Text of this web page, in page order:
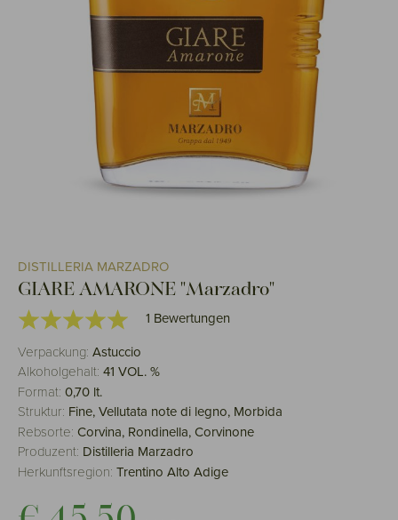
DISTILLERIA MARZADRO
GIARE AMARONE "Marzadro"
1 Bewertungen
Verpackung: Astuccio
Alkoholgehalt: 41 VOL. %
Format: 0,70 lt.
Struktur: Fine, Vellutata note di legno, Morbida
Rebsorte: Corvina, Rondinella, Corvinone
Produzent: Distilleria Marzadro
Herkunftsregion: Trentino Alto Adige